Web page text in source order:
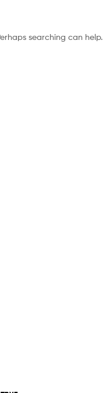
searching can help.